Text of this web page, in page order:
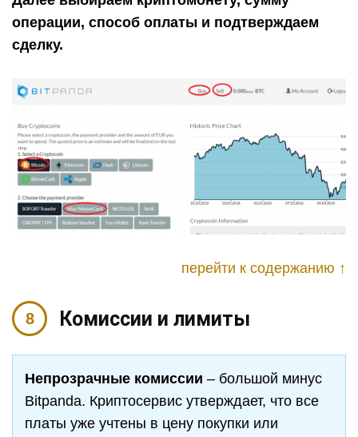
операции, способ оплаты и подтверждаем
сделку.
перейти к содержанию ↑
Комиссии и лимиты
Непрозрачные комиссии – большой минус
Bitpanda. Криптосервис утверждает, что все
платы уже учтены в цену покупки или